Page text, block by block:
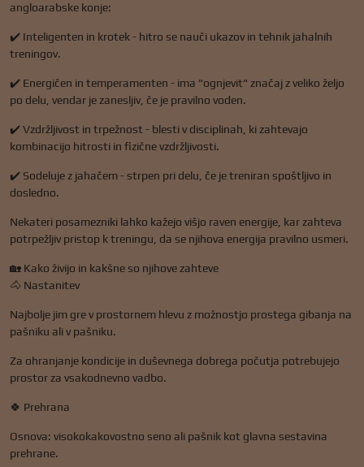
angloarabske konje:
✔️ Inteligenten in krotek - hitro se nauči ukazov in tehnik jahalnih
treningov.
✔️ Energičen in temperamenten - ima "ognjevit" značaj z veliko željo
po delu, vendar je zanesljiv, če je pravilno voden.
✔️ Vzdržljivost in trpežnost - blesti v disciplinah, ki zahtevajo
kombinacijo hitrosti in fizične vzdržljivosti.
✔️ Sodeluje z jahačem - strpen pri delu, če je treniran spoštljivo in
dosledno.
Nekateri posamezniki lahko kažejo višjo raven energije, kar zahteva
potrpežljiv pristop k treningu, da se njihova energija pravilno usmeri.
🏡 Kako živijo in kakšne so njihove zahteve
🐴 Nastanitev
Najbolje jim gre v prostornem hlevu z možnostjo prostega gibanja na
pašniku ali v pašniku.
Za ohranjanje kondicije in duševnega dobrega počutja potrebujejo
prostor za vsakodnevno vadbo.
🍀 Prehrana
Osnova: visokokakovostno seno ali pašnik kot glavna sestavina
prehrane.